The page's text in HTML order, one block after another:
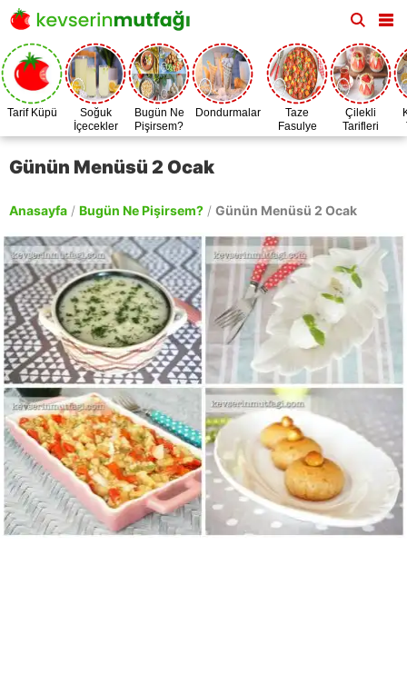
Tarif Küpü
Soğuk
İçecekler
Bugün Ne
Pişirsem?
Dondurmalar
Taze
Fasulye
Zamanı
Çilekli
Tarifleri
Günün Menüsü 2 Ocak
Anasayfa / Bugün Ne Pişirsem? / Günün Menüsü 2 Ocak